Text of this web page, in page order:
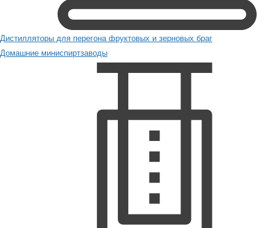
Дистилляторы для перегона фруктовых и зерновых браг
Домашние миниспиртзаводы